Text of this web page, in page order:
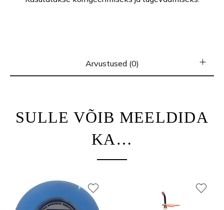
Arvustused (0)
SULLE VÕIB MEELDIDA
KA…